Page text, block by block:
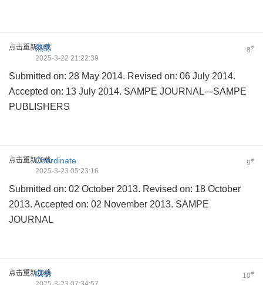
点击重新加载 8#
熟练
2025-3-22 21:22:39
Submitted on: 28 May 2014. Revised on: 06 July 2014.
Accepted on: 13 July 2014. SAMPE JOURNAL---SAMPE
PUBLISHERS
点击重新加载 9#
Coordinate
2025-3-23 05:23:16
Submitted on: 02 October 2013. Revised on: 18 October
2013. Accepted on: 02 November 2013. SAMPE
JOURNAL
点击重新加载 10#
成份